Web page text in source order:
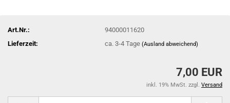
Art.Nr.:
94000011620
Lieferzeit:
ca. 3-4 Tage(Ausland abweichend)
7,00 EUR
inkl. 19% MwSt. zzgl. Versand